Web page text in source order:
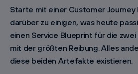
Starte mit einer Customer Journey
darüber zu einigen, was heute
einen Service Blueprint für die
mit der größten Reibung. Alles
diese beiden Artefakte existieren.